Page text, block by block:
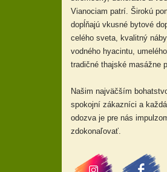
Vianociam patrí. Širokú
dopĺňajú vkusné bytové
celého sveta, kvalitný
vodného hyacintu,
tradičné thajské masážne
Našim najväčším
spokojní zákazníci a
odozva je pre nás
zdokonaľovať.